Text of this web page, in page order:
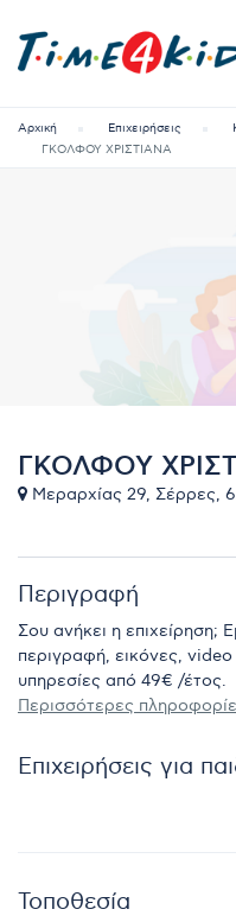
Αρχική Επιχειρήσεις
ΓΚΟΛΦΟΥ ΧΡΙΣΤΙΑΝΑ
ΓΚΟΛΦΟΥ
Μεραρχίας 29, Σέρρες,
Περιγραφή
Σου ανήκει η επιχείρηση;
περιγραφή, εικόνες,
υπηρεσίες από 49€ /έτος.
Περισσότερες
Επιχειρήσεις για
Τοποθεσία